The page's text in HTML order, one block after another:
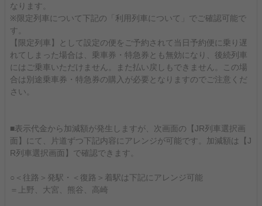
なります。
※限定列車について下記の「利用列車について」でご確認可能で
す。
【限定列車】として設定の便をご予約されて当日予約便に乗り遅
れてしまった場合は、乗車券・特急券とも無効になり、後続列車
にはご乗車いただけません。また払い戻しもできません。この場
合は別途乗車券・特急券の購入が必要となりますのでご注意くだ
さい。
■表示代金から加減額が発生しますが、次画面の【JR列車選択画
面】にて、片道ずつ下記内容にアレンジが可能です。加減額は【J
R列車選択画面】で確認できます。
○＜往路＞発駅・＜復路＞着駅は下記にアレンジ可能
＝上野、大宮、熊谷、高崎